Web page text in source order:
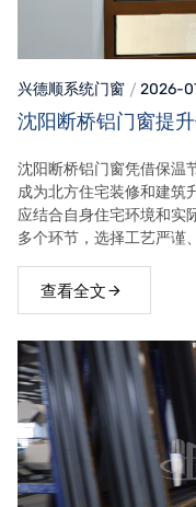
兴德顺系统门窗 2026-
沈阳断桥铝门窗提
沈阳断桥铝门窗凭借保温
成为北方住宅装修和建筑
应结合自身住宅环境和实
多个环节，选择工艺严谨
查看全文